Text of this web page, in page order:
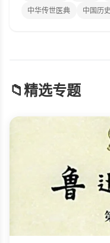
中华传世医典
中国历
📁精选专题